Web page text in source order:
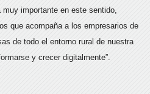
muy importante en este sentido,
que acompaña a los empresarios de
de todo el entorno rural de nuestra
y crecer digitalmente”.